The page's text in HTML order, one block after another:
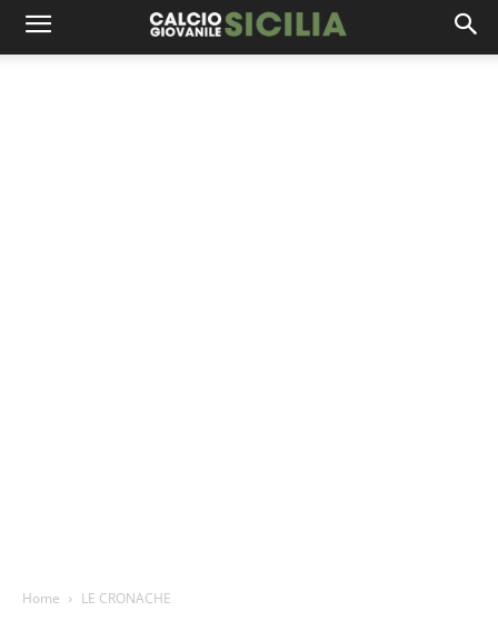
Home LE CRONACHE